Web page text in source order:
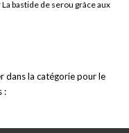
bastide de serou grâce aux
dans la catégorie pour le
: